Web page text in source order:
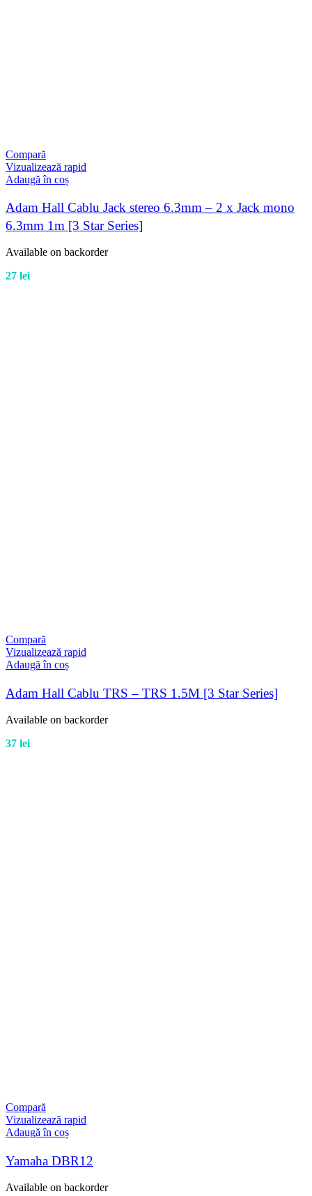
Compară
Vizualizează rapid
Adaugă în coș
Adam Hall Cablu Jack stereo 6.3mm – 2 x Jack mono
6.3mm 1m [3 Star Series]
Available on backorder
27 lei
Compară
Vizualizează rapid
Adaugă în coș
Adam Hall Cablu TRS – TRS 1.5M [3 Star Series]
Available on backorder
37 lei
Compară
Vizualizează rapid
Adaugă în coș
Yamaha DBR12
Available on backorder